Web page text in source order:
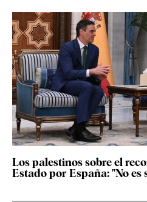
Los palestinos sobre el
Estado por España: "No es